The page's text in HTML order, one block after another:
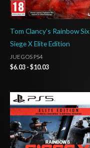
Tom Clancy’s Rainbow Six
Siege X Elite Edition
JUEGOS PS4
$6.03 - $10.03
Rango
de
precios:
desde
$4.00
hasta
$7.00